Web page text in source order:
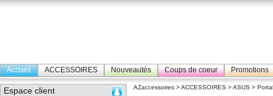
Accueil ACCESSOIRES Nouveautés Coups de coeur Promotions
Espace client
AZaccessoires >ACCESSOIRES >ASUS >